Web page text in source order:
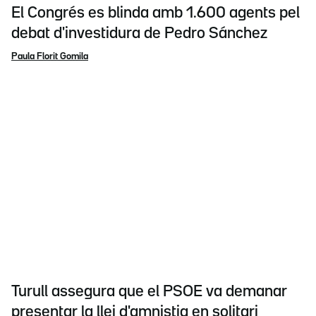
El Congrés es blinda amb 1.600 agents pel
debat d'investidura de Pedro Sánchez
Paula Florit Gomila
Turull assegura que el PSOE va demanar
presentar la llei d'amnistia en solitari